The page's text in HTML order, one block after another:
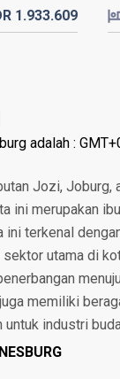
1.933.609
adalah :
Jozi,
ini merupakan
terkenal
utama di
memiliki
untuk industri